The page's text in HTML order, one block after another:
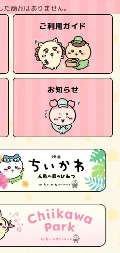
た商品はありません。